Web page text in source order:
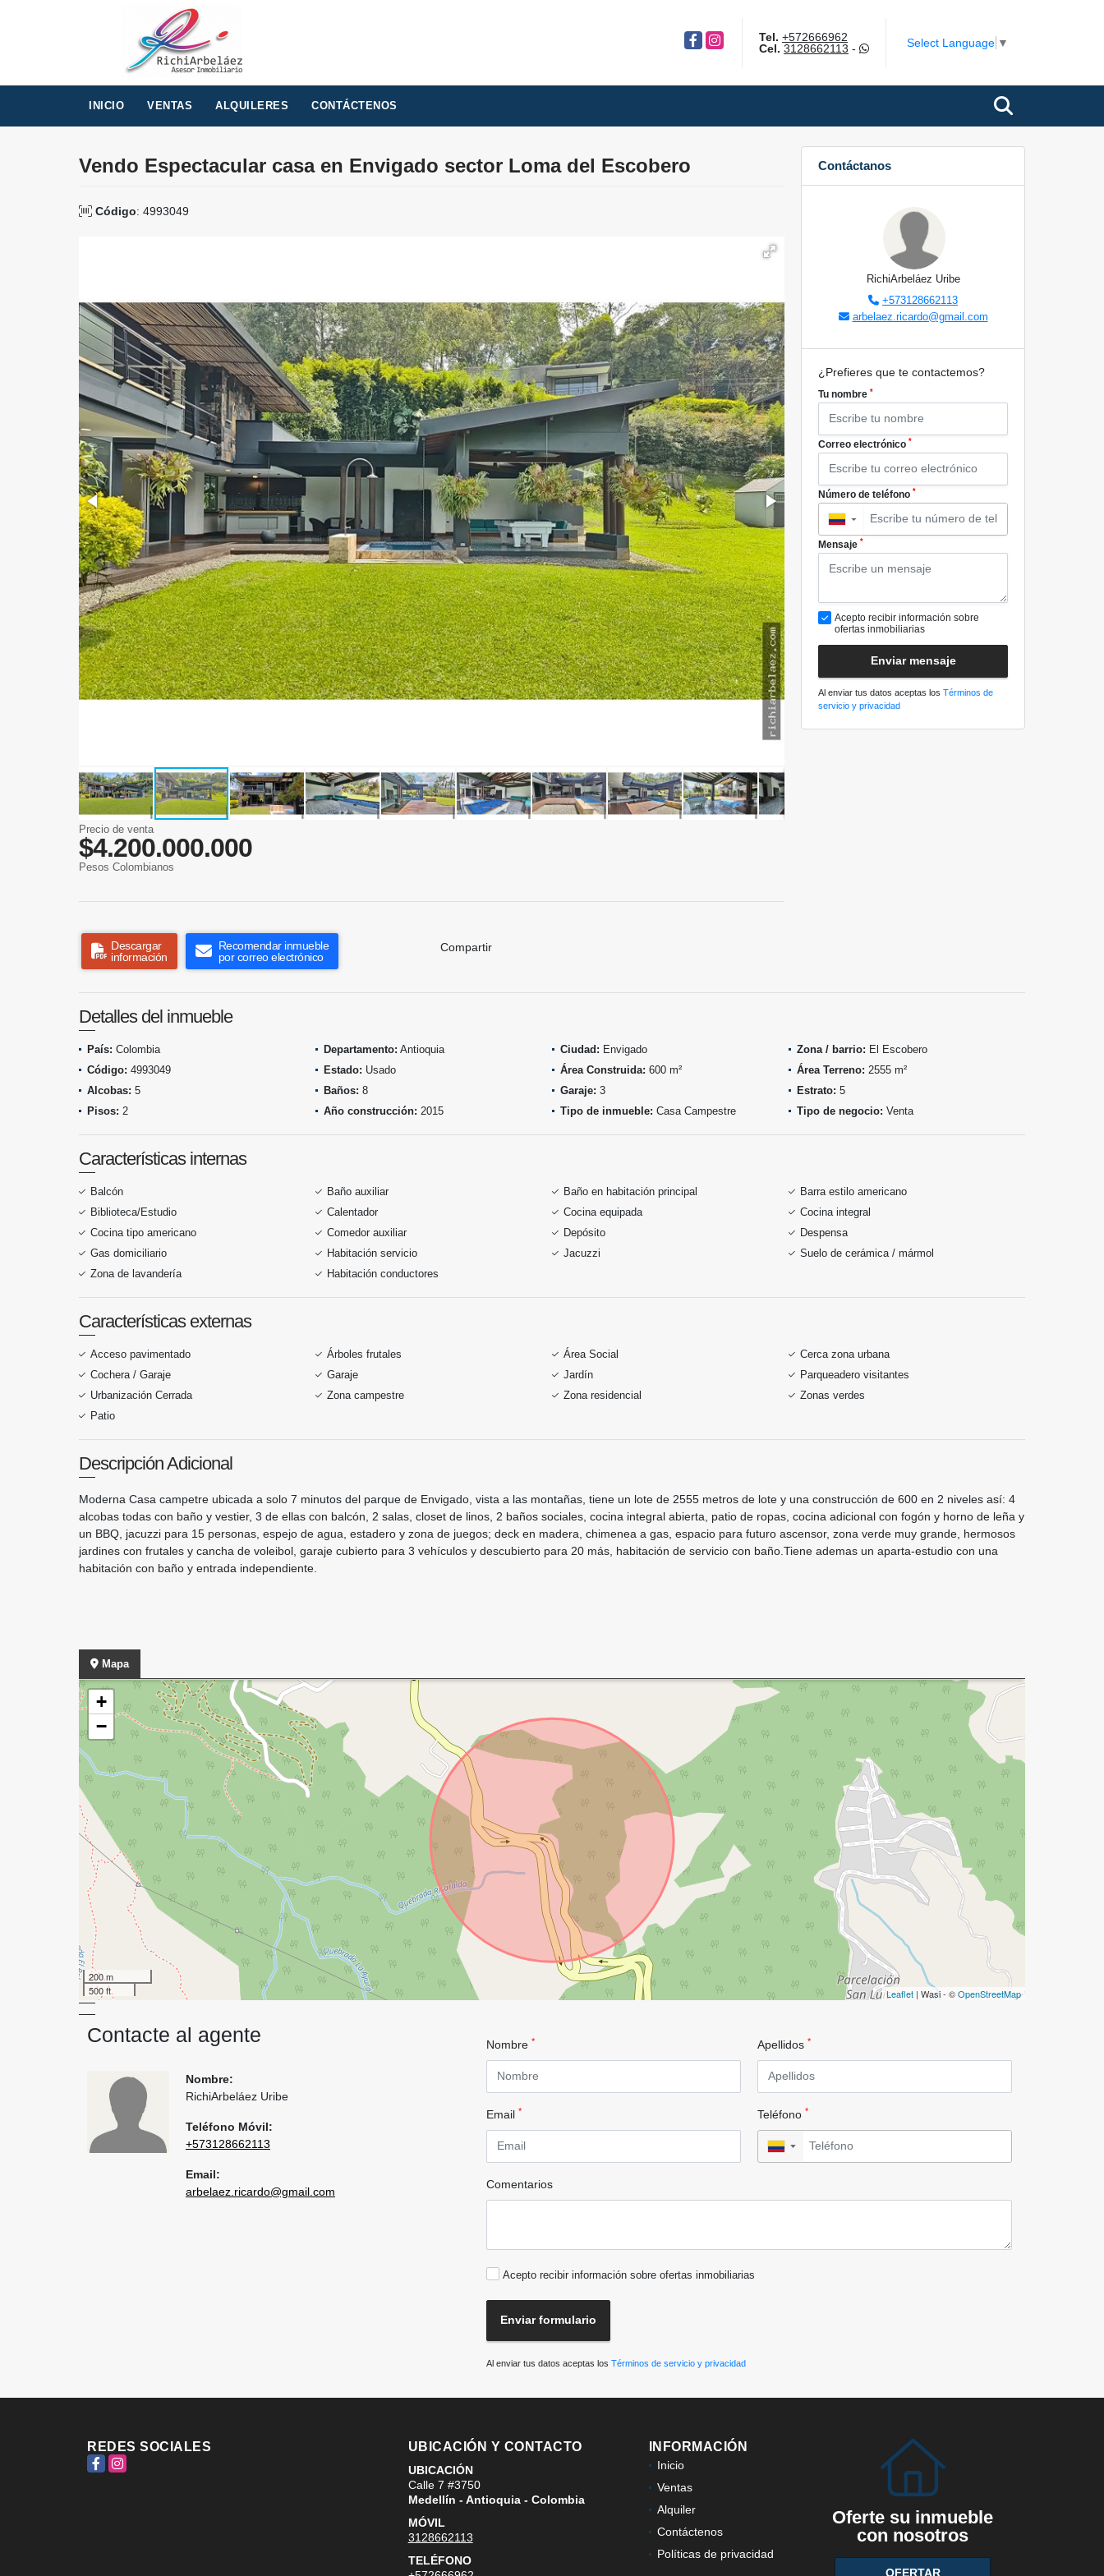
FacebookInstagram Tel. +572666962
Cel. 3128662113 - Select Language ▼
INICIO VENTAS ALQUILERES CONTÁCTENOS
Vendo Espectacular casa en Envigado sector Loma del Escobero
Código: 4993049
Precio de venta
$4.200.000.000
Pesos Colombianos
Descargar
información
Recomendar inmueble
por correo electrónico
Compartir
Contáctanos
RichiArbeláez Uribe
+573128662113
arbelaez.ricardo@gmail.com
¿Prefieres que te contactemos?
Tu nombre *
Correo electrónico *
Número de teléfono *
▼
Mensaje *
Acepto recibir información sobre
ofertas inmobiliarias
Enviar mensaje
Al enviar tus datos aceptas los Términos de
servicio y privacidad
Detalles del inmueble
País: Colombia Departamento: Antioquia Ciudad: Envigado Zona / barrio: El Escobero
Código: 4993049 Estado: Usado Área Construida: 600 m² Área Terreno: 2555 m²
Alcobas: 5 Baños: 8 Garaje: 3 Estrato: 5
Pisos: 2 Año construcción: 2015 Tipo de inmueble: Casa Campestre Tipo de negocio: Venta
Características internas
Balcón Baño auxiliar Baño en habitación principal
Barra estilo americano
Biblioteca/Estudio
Calentador Cocina equipada
Cocina integral
Cocina tipo americano
Comedor auxiliar Depósito
Despensa
Gas domiciliario
Habitación servicio Jacuzzi
Suelo de cerámica / mármol
Zona de lavandería
Habitación conductores
Características externas
Acceso pavimentado Árboles frutales Área Social
Cerca zona urbana
Cochera / Garaje
Garaje Jardín
Parqueadero visitantes
Urbanización Cerrada
Zona campestre Zona residencial
Zonas verdes
Patio
Descripción Adicional
Moderna Casa campetre ubicada a solo 7 minutos del parque de Envigado, vista a las montañas, tiene un lote de 2555 metros de lote y una construcción de 600 en 2 niveles así: 4
alcobas todas con baño y vestier, 3 de ellas con balcón, 2 salas, closet de linos, 2 baños sociales, cocina integral abierta, patio de ropas, cocina adicional con fogón y horno de leña y
un BBQ, jacuzzi para 15 personas, espejo de agua, estadero y zona de juegos; deck en madera, chimenea a gas, espacio para futuro ascensor, zona verde muy grande, hermosos
jardines con frutales y cancha de voleibol, garaje cubierto para 3 vehículos y descubierto para 20 más, habitación de servicio con baño.Tiene ademas un aparta-estudio con una
habitación con baño y entrada independiente.
Mapa
+
−
200 m
500 ft
Leaflet | Wasi - ©OpenStreetMap
Contacte al agente
Nombre:
RichiArbeláez Uribe
Teléfono Móvil:
+573128662113
Email:
arbelaez.ricardo@gmail.com
Nombre * Apellidos *
Email * Teléfono *
▼
Comentarios
Acepto recibir información sobre ofertas inmobiliarias
Enviar formulario
Al enviar tus datos aceptas los Términos de servicio y privacidad
REDES SOCIALES
FacebookInstagram
UBICACIÓN Y CONTACTO
UBICACIÓN
Calle 7 #3750
Medellín - Antioquia - Colombia
MÓVIL
3128662113
TELÉFONO
INFORMACIÓN
Inicio
Ventas
Alquiler
Contáctenos
Políticas de privacidad
Oferte su inmueble
con nosotros
OFERTAR